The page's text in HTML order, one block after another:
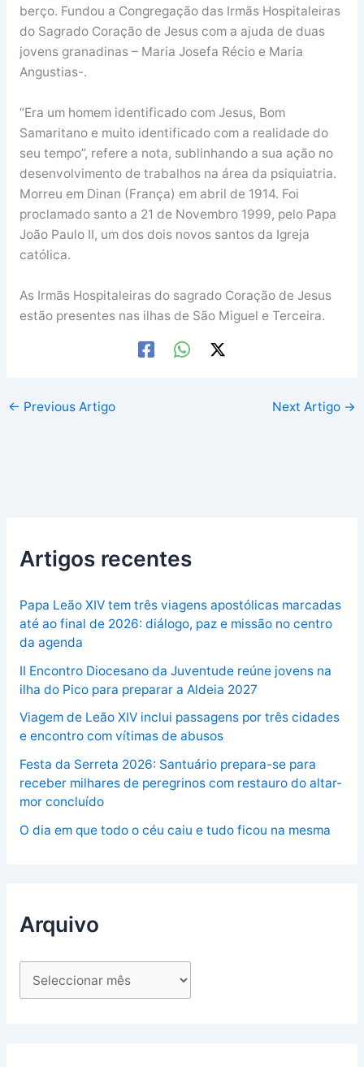
berço. Fundou a Congregação das Irmãs Hospitaleiras
do Sagrado Coração de Jesus com a ajuda de duas
jovens granadinas – Maria Josefa Récio e Maria
Angustias-.
“Era um homem identificado com Jesus, Bom
Samaritano e muito identificado com a realidade do
seu tempo”, refere a nota, sublinhando a sua ação no
desenvolvimento de trabalhos na área da psiquiatria.
Morreu em Dinan (França) em abril de 1914. Foi
proclamado santo a 21 de Novembro 1999, pelo Papa
João Paulo II, um dos dois novos santos da Igreja
católica.
As Irmãs Hospitaleiras do sagrado Coração de Jesus
estão presentes nas ilhas de São Miguel e Terceira.
← Previous Artigo Next Artigo →
Artigos recentes
Papa Leão XIV tem três viagens apostólicas marcadas
até ao final de 2026: diálogo, paz e missão no centro
da agenda
II Encontro Diocesano da Juventude reúne jovens na
ilha do Pico para preparar a Aldeia 2027
Viagem de Leão XIV inclui passagens por três cidades
e encontro com vítimas de abusos
Festa da Serreta 2026: Santuário prepara-se para
receber milhares de peregrinos com restauro do altar-
mor concluído
O dia em que todo o céu caiu e tudo ficou na mesma
Arquivo